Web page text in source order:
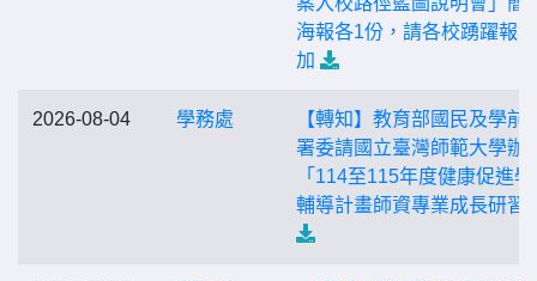
海報各1份，請各校踴躍報
加
2026-08-04 學務處
【轉知】教育部國民及學前
署委請國立臺灣師範大學辦
「114至115年度健康促進
輔導計畫師資專業成長研習